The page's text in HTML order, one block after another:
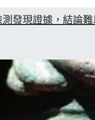
發現證據，結論